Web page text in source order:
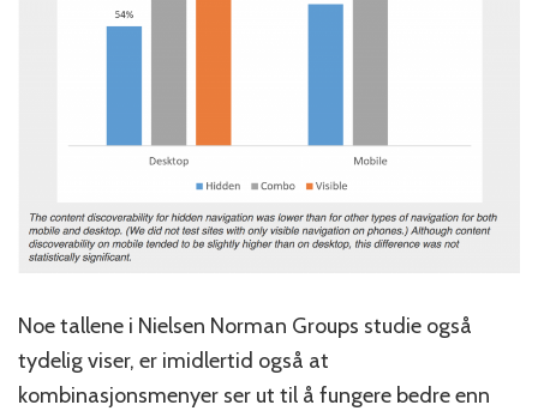
Noe tallene i Nielsen Norman Groups studie også
tydelig viser, er imidlertid også at
kombinasjonsmenyer ser ut til å fungere bedre enn